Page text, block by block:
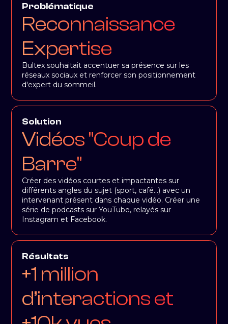
Problématique
Reconnaissance
Expertise
Bultex souhaitait accentuer sa présence sur les
réseaux sociaux et renforcer son positionnement
d'expert du sommeil.
Solution
Vidéos "Coup de
Barre"
Créer des vidéos courtes et impactantes sur
différents angles du sujet (sport, café...) avec un
intervenant présent dans chaque vidéo. Créer une
série de podcasts sur YouTube, relayés sur
Instagram et Facebook.
Résultats
+1 million
d’interactions et